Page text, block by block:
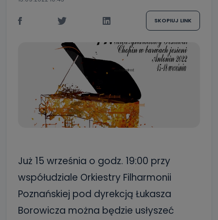
SKOPIUJ LINK
Już 15 września o godz. 19:00 przy
współudziale Orkiestry Filharmonii
Poznańskiej pod dyrekcją Łukasza
Borowicza można będzie usłyszeć